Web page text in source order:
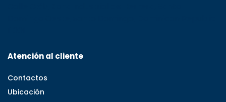
Atención al cliente
Contactos
Ubicación